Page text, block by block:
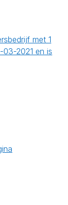
met 1
2021 en is